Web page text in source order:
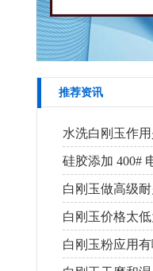
推荐资讯
水洗白刚玉作
硅胶添加 400#
白刚玉做高级
白刚玉价格太
白刚玉粉应用